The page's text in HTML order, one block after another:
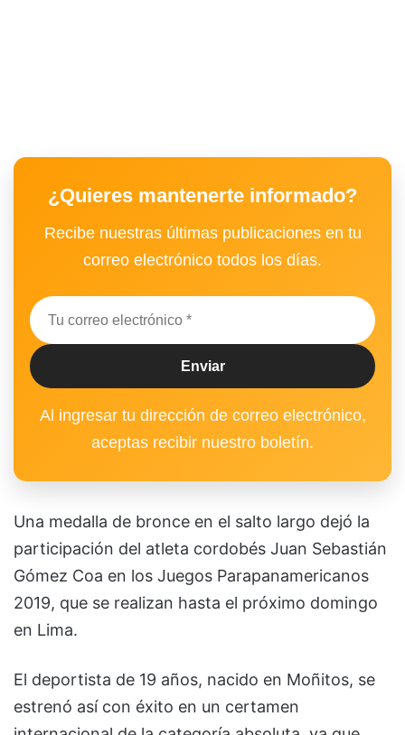
¿Quieres mantenerte informado?
Recibe nuestras últimas publicaciones en tu
correo electrónico todos los días.
Al ingresar tu dirección de correo electrónico,
aceptas recibir nuestro boletín.
Una medalla de bronce en el salto largo dejó la
participación del atleta cordobés Juan Sebastián
Gómez Coa en los Juegos Parapanamericanos
2019, que se realizan hasta el próximo domingo
en Lima.
El deportista de 19 años, nacido en Moñitos, se
estrenó así con éxito en un certamen